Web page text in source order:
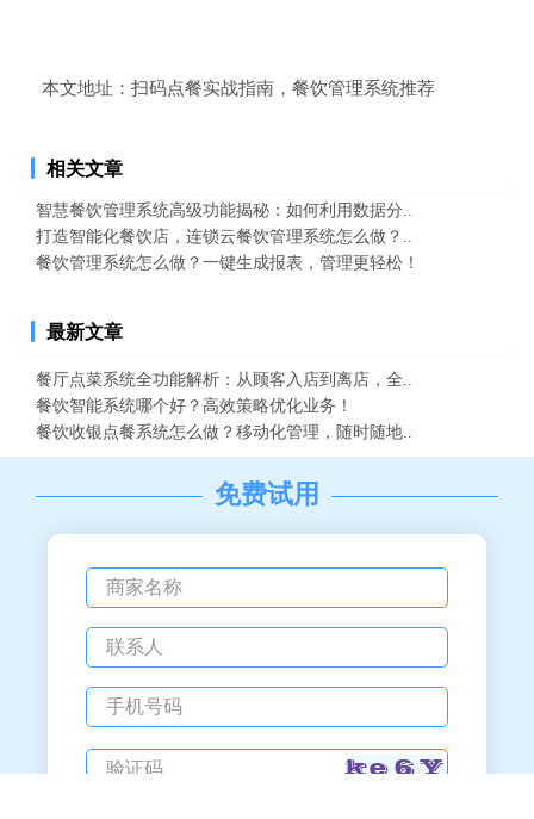
本文地址： 扫码点餐实战指南，餐饮管理系统推荐
相关文章
智慧餐饮管理系统高级功能揭秘：如何利用数据分..
打造智能化餐饮店，连锁云餐饮管理系统怎么做？..
餐饮管理系统怎么做？一键生成报表，管理更轻松！
最新文章
餐厅点菜系统全功能解析：从顾客入店到离店，全..
餐饮智能系统哪个好？高效策略优化业务！
餐饮收银点餐系统怎么做？移动化管理，随时随地..
免费试用